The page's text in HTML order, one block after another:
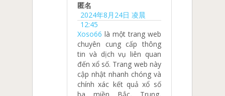
匿名
2024年8月24日 凌晨
12:45
Xoso66 là một trang web
chuyên cung cấp thông
tin và dịch vụ liên quan
đến xổ số. Trang web này
cập nhật nhanh chóng và
chính xác kết quả xổ số